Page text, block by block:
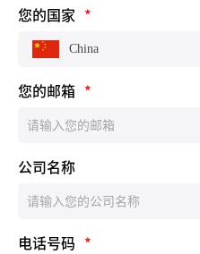
您的国家 *
China
您的邮箱 *
公司名称
电话号码 *